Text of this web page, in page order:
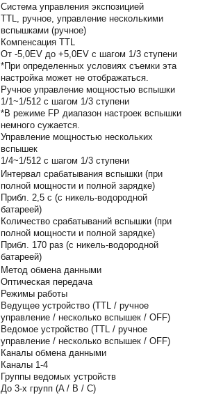
Система управления экспозицией
TTL, ручное, управление несколькими
вспышками (ручное)
Компенсация TTL
От -5,0EV до +5,0EV с шагом 1/3 ступени
*При определенных условиях съемки эта
настройка может не отображаться.
Ручное управление мощностью вспышки
1/1~1/512 с шагом 1/3 ступени
*В режиме FP диапазон настроек вспышки
немного сужается.
Управление мощностью нескольких
вспышек
1/4~1/512 с шагом 1/3 ступени
Интервал срабатывания вспышки (при
полной мощности и полной зарядке)
Прибл. 2,5 с (с никель-водородной
батареей)
Количество срабатываний вспышки (при
полной мощности и полной зарядке)
Прибл. 170 раз (с никель-водородной
батареей)
Метод обмена данными
Оптическая передача
Режимы работы
Ведущее устройство (TTL / ручное
управление / несколько вспышек / OFF)
Ведомое устройство (TTL / ручное
управление / несколько вспышек / OFF)
Каналы обмена данными
Каналы 1-4
Группы ведомых устройств
До 3-х групп (A / B / C)